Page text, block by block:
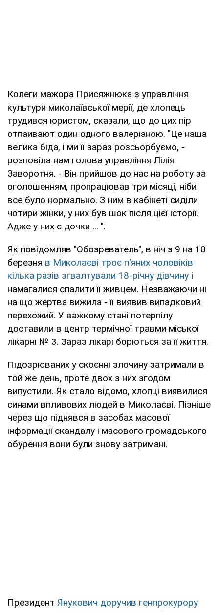
Колеги мажора Присяжнюка з управління
культури миколаївської мерії, де хлопець
трудився юристом, сказали, що до цих пір
отпаивают один одного валеріаною. "Це наша
велика біда, і ми її зараз розсьорбуємо, -
розповіла нам голова управління Лілія
Заворотня. - Він прийшов до нас на роботу за
оголошенням, пропрацював три місяці, ніби
все було нормально. З ним в кабінеті сиділи
чотири жінки, у них був шок після цієї історії.
Адже у них є дочки ... ".
Як повідомляв "Обозреватель", в ніч з 9 на 10
березня в Миколаєві троє п'яних чоловіків
кілька разів згвалтували 18-річну дівчину і
намагалися спалити її живцем. Незважаючи ні
на що жертва вижила - її виявив випадковий
перехожий. У важкому стані потерпілу
доставили в центр термічної травми міської
лікарні № 3. Зараз лікарі борються за її життя.
Підозрюваних у скоєнні злочину затримали в
той же день, проте двох з них згодом
випустили. Як стало відомо, хлопці виявилися
синами впливових людей в Миколаєві. Пізніше
через що піднявся в засобах масової
інформації скандалу і масового громадського
обурення вони були знову затримані.
Президент Янукович доручив генпрокурору